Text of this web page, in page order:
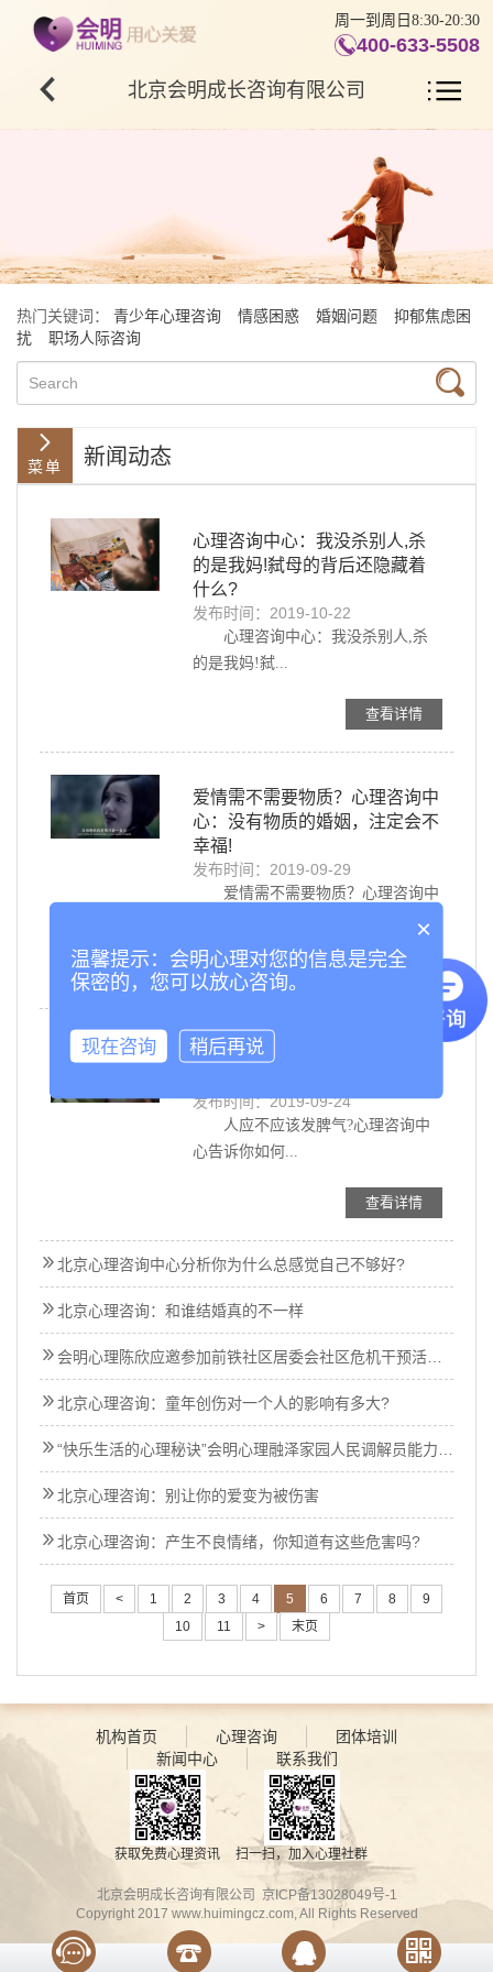
周一到周日8:30-20:30
400-633-5508
北京会明成长咨询有限公司
热门关键词： 青少年心理咨询 情感困惑 婚姻问题
抑郁焦虑困
扰
职场人际咨询
新闻动态
心理咨询中心：我没杀别人,杀
的是我妈!弑母的背后还隐藏着
什么?
发布时间：2019-10-22
心理咨询中心：我没杀别人,杀
的是我妈!弑...
查看详情
爱情需不需要物质？心理咨询中
心：没有物质的婚姻，注定会不
幸福!
发布时间：2019-09-29
爱情需不需要物质？心理咨询中
查看详情
人应不应该发脾气?心理咨询中
发布时间：2019-09-24
人应不应该发脾气?心理咨询中
心告诉你如何...
查看详情
北京心理咨询中心分析你为什么总感觉自己不够好?
北京心理咨询：和谁结婚真的不一样
会明心理陈欣应邀参加前铁社区居委会社区危机干预活动—北京心理咨询
北京心理咨询：童年创伤对一个人的影响有多大?
“快乐生活的心理秘诀”会明心理融泽家园人民调解员能力提示心理讲座继续
北京心理咨询：别让你的爱变为被伤害
北京心理咨询：产生不良情绪，你知道有这些危害吗?
首页 < 1 2 3 4 5 6 7 8
9
10
11 > 末页
机构首页 心理咨询
团体培训
新闻中心
联系我们
获取免费心理资讯 扫一扫，加入心理社群
北京会明成长咨询有限公司 京ICP备13028049号-1
Copyright 2017 www.huimingcz.com, All Rights Reserved
×
温馨提示：会明心理对您的信息是完全
保密的，您可以放心咨询。
现在咨询 稍后再说